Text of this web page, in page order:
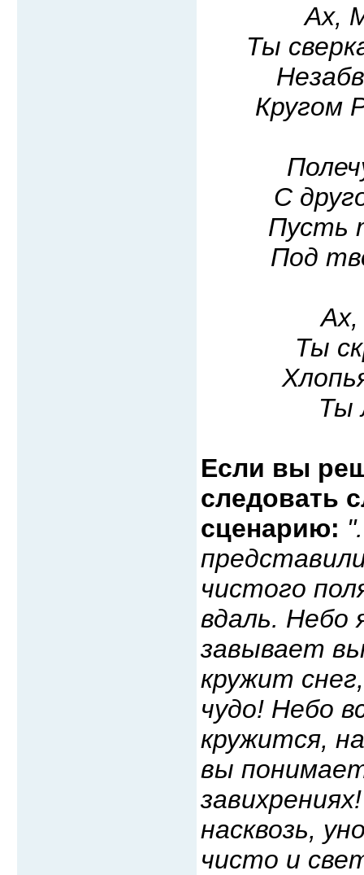
Ах,
Ты
Кругом
С
Пусть
Под
Ты
Ты
Если вы
следовать
сценарию:
чистого
вдаль. Небо
завывает
кружит
чудо! Небо
кружится,
вы
насквозь,
чисто и